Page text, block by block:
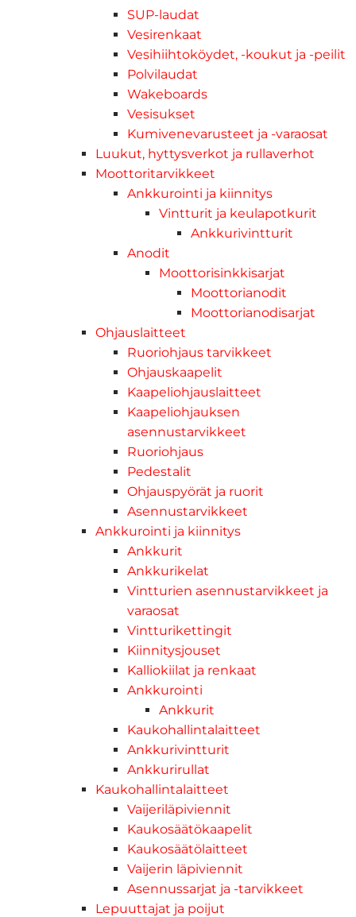
SUP-laudat
Vesirenkaat
Vesihiihtoköydet, -koukut ja -peilit
Polvilaudat
Wakeboards
Vesisukset
Kumivenevarusteet ja -varaosat
Luukut, hyttysverkot ja rullaverhot
Moottoritarvikkeet
Ankkurointi ja kiinnitys
Vintturit ja keulapotkurit
Ankkurivintturit
Anodit
Moottorisinkkisarjat
Moottorianodit
Moottorianodisarjat
Ohjauslaitteet
Ruoriohjaus tarvikkeet
Ohjauskaapelit
Kaapeliohjauslaitteet
Kaapeliohjauksen
asennustarvikkeet
Ruoriohjaus
Pedestalit
Ohjauspyörät ja ruorit
Asennustarvikkeet
Ankkurointi ja kiinnitys
Ankkurit
Ankkurikelat
Vintturien asennustarvikkeet ja
varaosat
Vintturikettingit
Kiinnitysjouset
Kalliokiilat ja renkaat
Ankkurointi
Ankkurit
Kaukohallintalaitteet
Ankkurivintturit
Ankkurirullat
Kaukohallintalaitteet
Vaijeriläpiviennit
Kaukosäätökaapelit
Kaukosäätölaitteet
Vaijerin läpiviennit
Asennussarjat ja -tarvikkeet
Lepuuttajat ja poijut